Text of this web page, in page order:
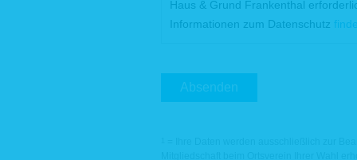
Haus & Grund Frankenthal
Informationen zum Datenschutz
Absenden